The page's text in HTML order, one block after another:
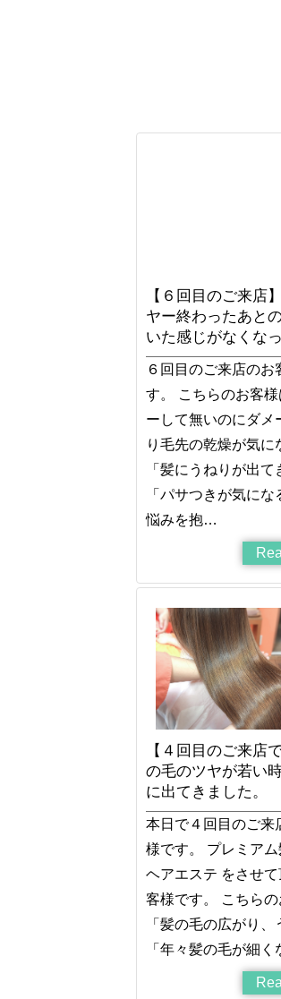
【６回目のご来店
ヤー終わったあと
いた感じがなくなっ
６回目のご来店のお
す。 こちらのお客様
ーして無いのにダメ
り毛先の乾燥が気に
「髪にうねりが出て
「パサつきが気にな
悩みを抱…
【４回目のご来店
の毛のツヤが若い
に出てきました。
本日で４回目のご来
様です。 プレミア
ヘアエステ をさせ
客様です。 こちら
「髪の毛の広がり、
「年々髪の毛が細